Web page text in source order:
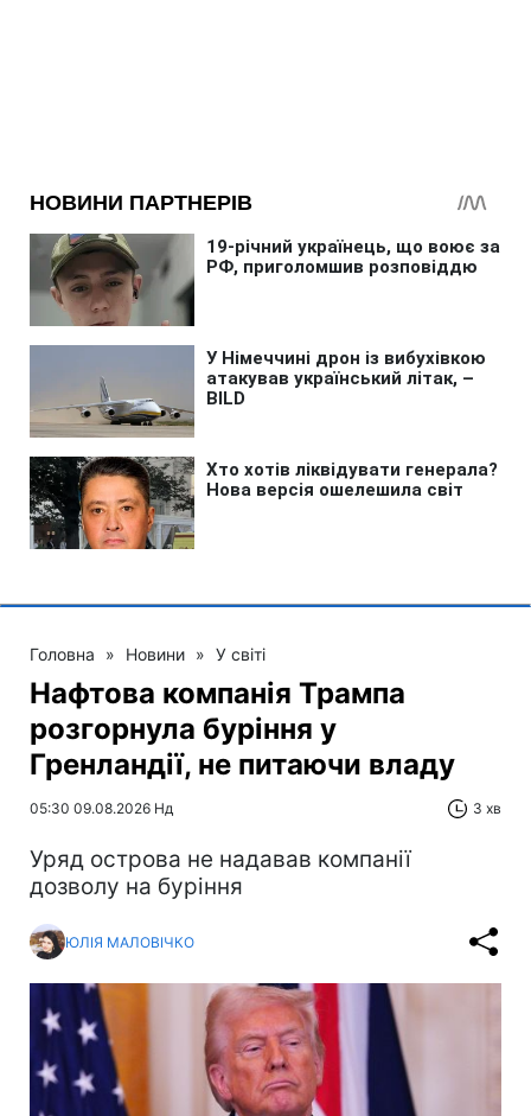
Головна » Новини » У світі
Нафтова компанія Трампа
розгорнула буріння у
Гренландії, не питаючи владу
05:30 09.08.2026 Нд 3 хв
Уряд острова не надавав компанії
дозволу на буріння
ЮЛІЯ МАЛОВІЧКО